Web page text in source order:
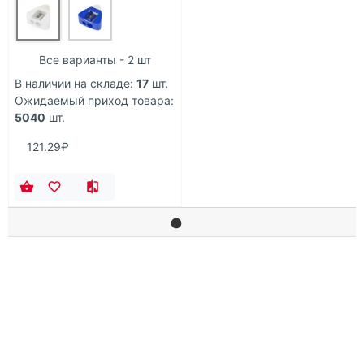
Все варианты - 2 шт
В наличии на складе: 17 шт.
Ожидаемый приход товара:
5040 шт.
121.29₽